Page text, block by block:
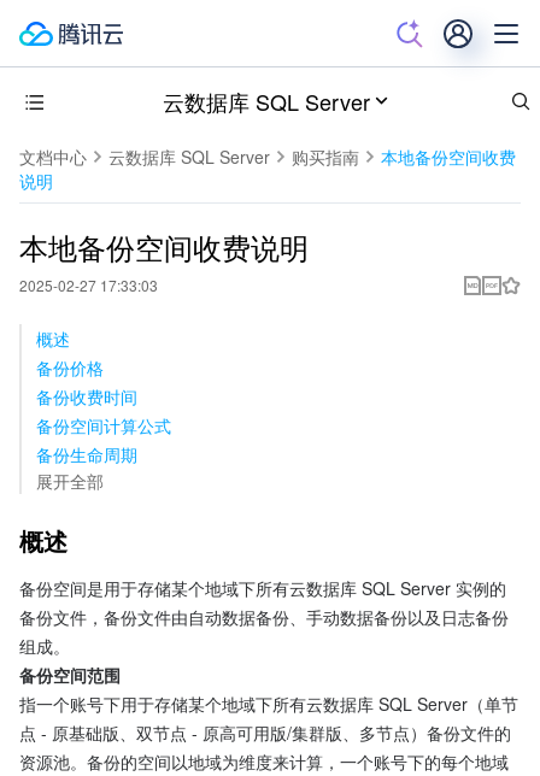
云数据库 SQL Server
文档中心 云数据库 SQL Server 购买指南
本地备份空间收费
说明
本地备份空间收费说明
2025-02-27 17:33:03
概述
备份价格
备份收费时间
备份空间计算公式
备份生命周期
展开全部
概述
备份空间是用于存储某个地域下所有云数据库 SQL Server 实例的
备份文件，备份文件由自动数据备份、手动数据备份以及日志备份
组成。
备份空间范围
指一个账号下用于存储某个地域下所有云数据库 SQL Server（单节
点 - 原基础版、双节点 - 原高可用版/集群版、多节点）备份文件的
资源池。备份的空间以地域为维度来计算，一个账号下的每个地域